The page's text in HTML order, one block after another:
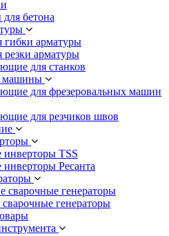
бетона
гибки арматуры
резки арматуры
для станков
машины
для фрезеровальных машин
для резчиков швов
TSS
Ресанта
сварочные генераторы
генераторы